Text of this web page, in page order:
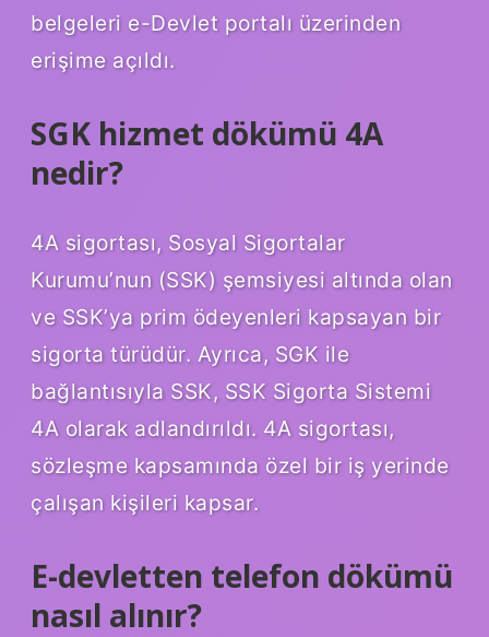
belgeleri e-Devlet portalı üzerinden
erişime açıldı.
SGK hizmet dökümü 4A
nedir?
4A sigortası, Sosyal Sigortalar
Kurumu’nun (SSK) şemsiyesi altında olan
ve SSK’ya prim ödeyenleri kapsayan bir
sigorta türüdür. Ayrıca, SGK ile
bağlantısıyla SSK, SSK Sigorta Sistemi
4A olarak adlandırıldı. 4A sigortası,
sözleşme kapsamında özel bir iş yerinde
çalışan kişileri kapsar.
E-devletten telefon dökümü
nasıl alınır?